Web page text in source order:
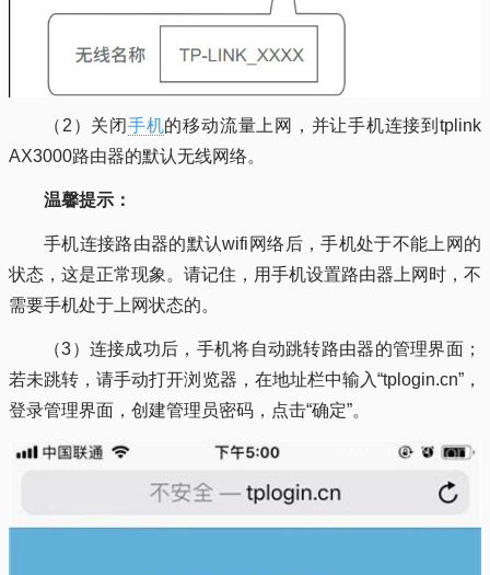
（2）关闭手机的移动流量上网，并让手机连接到tplink
AX3000路由器的默认无线网络。
温馨提示：
手机连接路由器的默认wifi网络后，手机处于不能上网的
状态，这是正常现象。请记住，用手机设置路由器上网时，不
需要手机处于上网状态的。
（3）连接成功后，手机将自动跳转路由器的管理界面；
若未跳转，请手动打开浏览器，在地址栏中输入“tplogin.cn”，
登录管理界面，创建管理员密码，点击“确定”。